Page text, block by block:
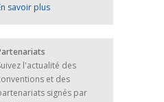
savoir plus
l'actualité des
et des
signés par